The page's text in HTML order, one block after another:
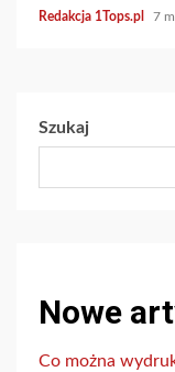
Redakcja 1Tops.pl 7
Szukaj
Nowe
Co można